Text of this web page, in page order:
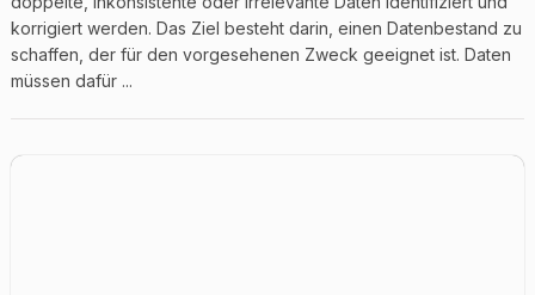
korrigiert werden. Das Ziel besteht darin, einen Datenbestand zu
schaffen, der für den vorgesehenen Zweck geeignet ist. Daten
müssen dafür ...